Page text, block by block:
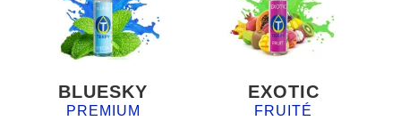
BLUESKY
PREMIUM
EXOTIC
FRUITÉ